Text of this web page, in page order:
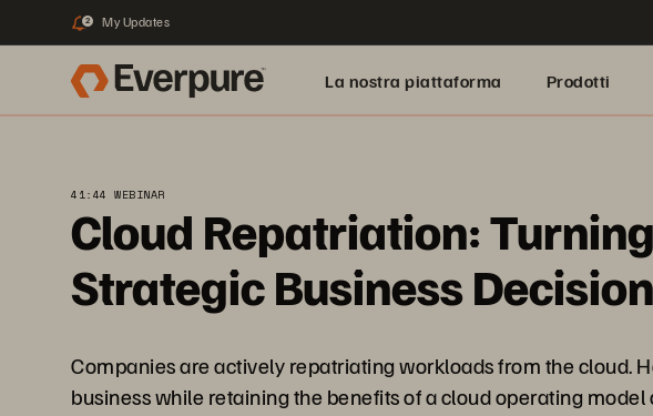
2 My Updates
La nostra piattaforma Prodotti
41:44 WEBINAR
Cloud Repatriation:
Strategic Business Decision
Companies are actively repatriating workloads from the cloud.
business while retaining the benefits of a cloud operating model